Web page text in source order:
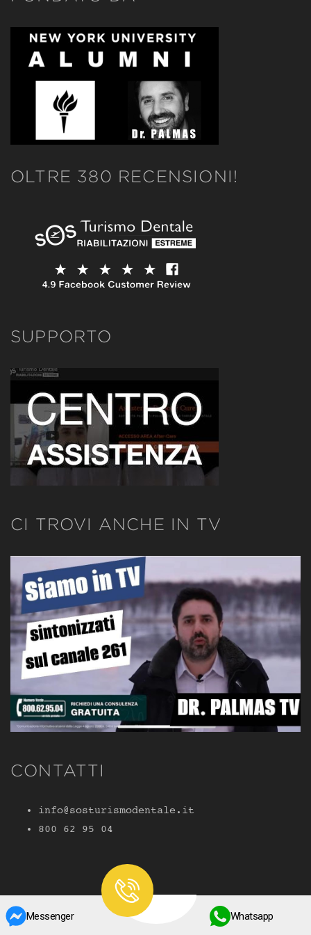
OLTRE 380 RECENSIONI!
SUPPORTO
CI TROVI ANCHE IN TV
CONTATTI
info@sosturismodentale.it
800 62 95 04
Messenger Whatsapp